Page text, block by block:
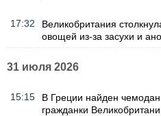
17:32
Великобритания
овощей из-за засухи и
31 июля 2026
15:15
В Греции найден
гражданки